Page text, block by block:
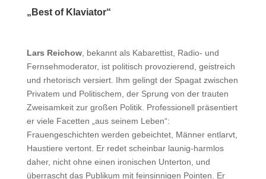
„Best of Klaviator“
Lars Reichow, bekannt als Kabarettist, Radio- und
Fernsehmoderator, ist politisch provozierend, geistreich
und rhetorisch versiert. Ihm gelingt der Spagat zwischen
Privatem und Politischem, der Sprung von der trauten
Zweisamkeit zur großen Politik. Professionell präsentiert
er viele Facetten „aus seinem Leben“:
Frauengeschichten werden gebeichtet, Männer entlarvt,
Haustiere vertont. Er redet scheinbar launig-harmlos
daher, nicht ohne einen ironischen Unterton, und
überrascht das Publikum mit feinsinnigen Pointen. Er